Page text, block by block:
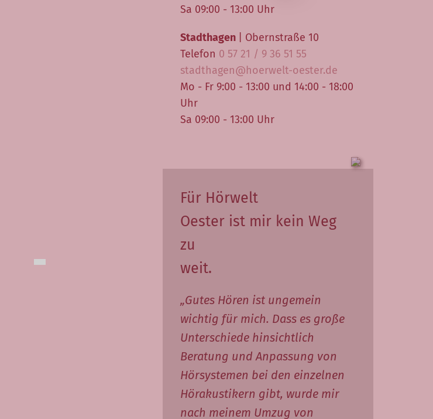
Sa 09:00 - 13:00 Uhr
Stadthagen
| Obernstraße 10
Telefon 0 57 21 / 9 36 51 55
stadthagen@hoerwelt-oester.de
Mo - Fr 9:00 - 13:00 und 14:00 - 18:00
Uhr
Sa 09:00 - 13:00 Uhr
Für Hörwelt
Oester ist mir kein Weg
zu
weit.
„Gutes Hören ist ungemein
wichtig für mich. Dass es große
Unterschiede hinsichtlich
Beratung und Anpassung von
Hörsystemen bei den einzelnen
Hörakustikern gibt, wurde mir
nach meinem Umzug von